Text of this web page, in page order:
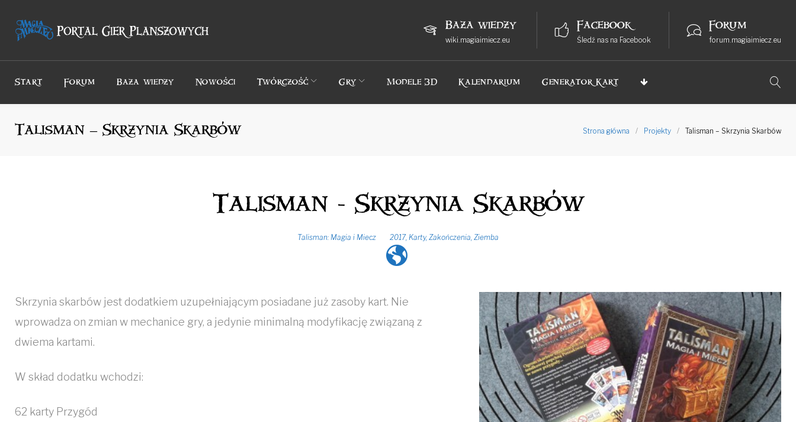
Baza wiedzy
wiki.magiaimiecz.eu
Facebook
Śledź nas na Facebook
Forum
forum.magiaimiecz.eu
Start Forum Baza wiedzy Nowości Twórczość Gry Modele 3D Kalendarium Generator Kart
Talisman – Skrzynia Skarbów Strona główna / Projekty / Talisman – Skrzynia Skarbów
Talisman - Skrzynia Skarbów
Talisman: Magia i Miecz 2017, Karty, Zakończenia, Ziemba
Skrzynia skarbów jest dodatkiem uzupełniającym posiadane już zasoby kart. Nie
wprowadza on zmian w mechanice gry, a jedynie minimalną modyfikację związaną z
dwiema kartami.
W skład dodatku wchodzi:
62 karty Przygód